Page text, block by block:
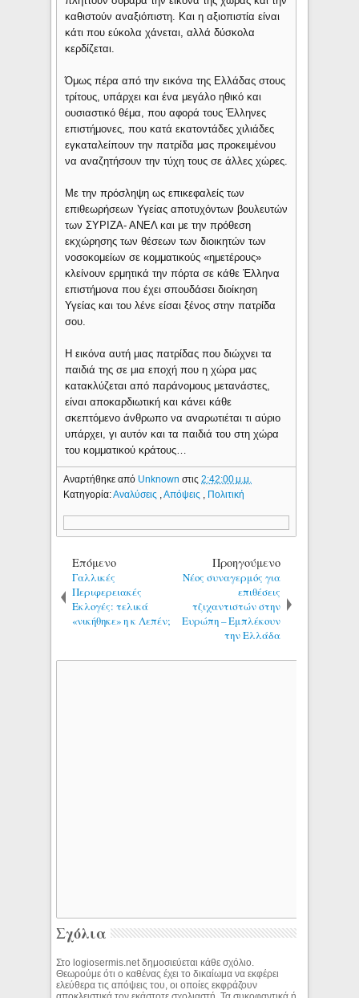
καθιστούν αναξιόπιστη. Και η αξιοπιστία είναι
κάτι που εύκολα χάνεται, αλλά δύσκολα
κερδίζεται.
Όμως πέρα από την εικόνα της Ελλάδας στους
τρίτους, υπάρχει και ένα μεγάλο ηθικό και
ουσιαστικό θέμα, που αφορά τους Έλληνες
επιστήμονες, που κατά εκατοντάδες χιλιάδες
εγκαταλείπουν την πατρίδα μας προκειμένου
να αναζητήσουν την τύχη τους σε άλλες χώρες.
Με την πρόσληψη ως επικεφαλείς των
επιθεωρήσεων Υγείας αποτυχόντων βουλευτών
των ΣΥΡΙΖΑ- ΑΝΕΛ και με την πρόθεση
εκχώρησης των θέσεων των διοικητών των
νοσοκομείων σε κομματικούς «ημετέρους»
κλείνουν ερμητικά την πόρτα σε κάθε Έλληνα
επιστήμονα που έχει σπουδάσει διοίκηση
Υγείας και του λένε είσαι ξένος στην πατρίδα
σου.
Η εικόνα αυτή μιας πατρίδας που διώχνει τα
παιδιά της σε μια εποχή που η χώρα μας
κατακλύζεται από παράνομους μετανάστες,
είναι αποκαρδιωτική και κάνει κάθε
σκεπτόμενο άνθρωπο να αναρωτιέται τι αύριο
υπάρχει, γι αυτόν και τα παιδιά του στη χώρα
του κομματικού κράτους…
Αναρτήθηκε από Unknownστις2:42:00 μ.μ.
Κατηγορία:Αναλύσεις ,Απόψεις Πολιτική
Επόμενο
Γαλλικές
Περιφερειακές
Εκλογές: τελικά
«νικήθηκε» η κ Λεπέν;
Προηγούμενο
Νέος συναγερμός για
επιθέσεις
τζιχαντιστών στην
Ευρώπη – Εμπλέκουν
την Ελλάδα
Σχόλια
Στο logiosermis.net δημοσιεύεται κάθε σχόλιο.
Θεωρούμε ότι ο καθένας έχει το δικαίωμα να εκφέρει
ελεύθερα τις απόψεις του, οι οποίες εκφράζουν